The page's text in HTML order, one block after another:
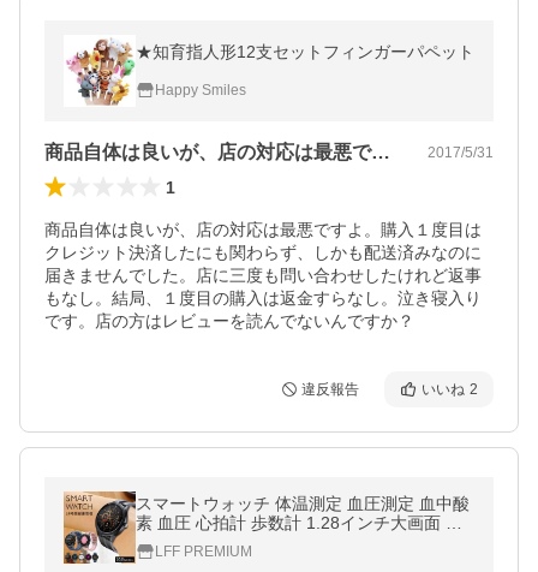
★知育指人形12支セットフィンガーパペット
Happy Smiles
商品自体は良いが、店の対応は最悪ですよ… 2017/5/31
1
商品自体は良いが、店の対応は最悪ですよ。購入１度目は
クレジット決済したにも関わらず、しかも配送済みなのに
届きませんでした。店に三度も問い合わせしたけれど返事
もなし。結局、１度目の購入は返金すらなし。泣き寝入り
です。店の方はレビューを読んでないんですか？
違反報告 いいね 2
スマートウォッチ 体温測定 血圧測定 血中酸
素 血圧 心拍計 歩数計 1.28インチ大画面 丸
形 音楽再生 IP67防水 日本語 着信通知 睡眠
検測 アラーム 母の日
LFF PREMIUM